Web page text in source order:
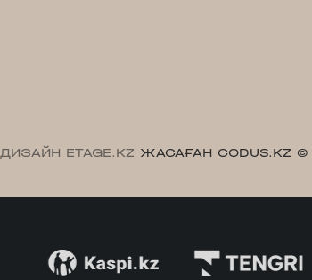
ДИЗАЙН ETAGE.KZ ЖАСАҒАН CODUS.KZ ©